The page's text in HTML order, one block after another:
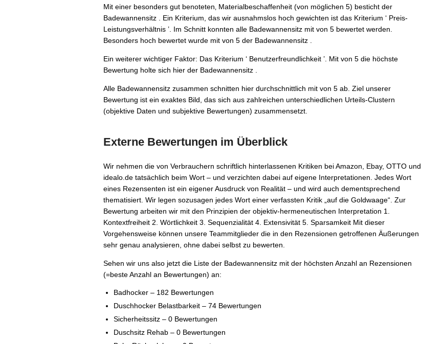
Mit einer besonders gut benoteten‚ Materialbeschaffenheit (von möglichen 5) besticht der
Badewannensitz . Ein Kriterium, das wir ausnahmslos hoch gewichten ist das Kriterium ‘ Preis-
Leistungsverhältnis ’. Im Schnitt konnten alle Badewannensitz mit von 5 bewertet werden.
Besonders hoch bewertet wurde mit von 5 der Badewannensitz .
Ein weiterer wichtiger Faktor: Das Kriterium ‘ Benutzerfreundlichkeit ’. Mit von 5 die höchste
Bewertung holte sich hier der Badewannensitz .
Alle Badewannensitz zusammen schnitten hier durchschnittlich mit von 5 ab. Ziel unserer
Bewertung ist ein exaktes Bild, das sich aus zahlreichen unterschiedlichen Urteils-Clustern
(objektive Daten und subjektive Bewertungen) zusammensetzt.
Externe Bewertungen im Überblick
Wir nehmen die von Verbrauchern schriftlich hinterlassenen Kritiken bei Amazon, Ebay, OTTO und
idealo.de tatsächlich beim Wort – und verzichten dabei auf eigene Interpretationen. Jedes Wort
eines Rezensenten ist ein eigener Ausdruck von Realität – und wird auch dementsprechend
thematisiert. Wir legen sozusagen jedes Wort einer verfassten Kritik „auf die Goldwaage“. Zur
Bewertung arbeiten wir mit den Prinzipien der objektiv-hermeneutischen Interpretation 1.
Kontextfreiheit 2. Wörtlichkeit 3. Sequenzialität 4. Extensivität 5. Sparsamkeit Mit dieser
Vorgehensweise können unsere Teammitglieder die in den Rezensionen getroffenen Äußerungen
sehr genau analysieren, ohne dabei selbst zu bewerten.
Sehen wir uns also jetzt die Liste der Badewannensitz mit der höchsten Anzahl an Rezensionen
(=beste Anzahl an Bewertungen) an:
Badhocker – 182 Bewertungen
Duschhocker Belastbarkeit – 74 Bewertungen
Sicherheitssitz – 0 Bewertungen
Duschsitz Rehab – 0 Bewertungen